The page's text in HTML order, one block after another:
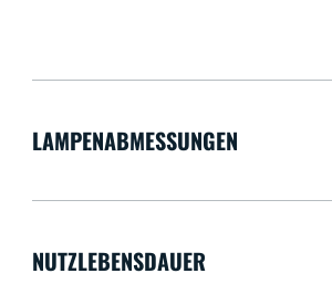
LAMPENABMESSUNGEN
NUTZLEBENSDAUER